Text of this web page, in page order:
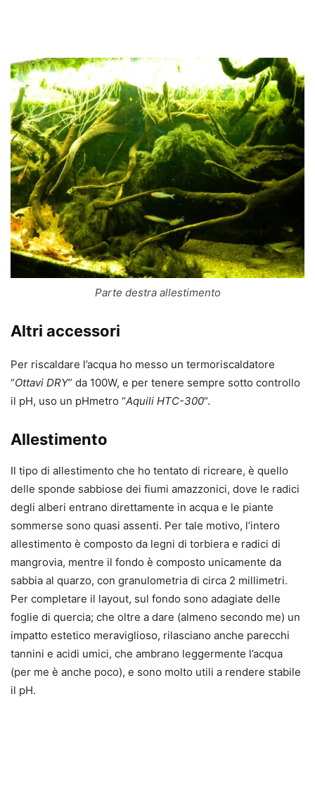
Parte destra allestimento
Altri accessori
Per riscaldare l’acqua ho messo un termoriscaldatore
“Ottavi DRY” da 100W, e per tenere sempre sotto controllo
il pH, uso un pHmetro “Aquili HTC-300“.
Allestimento
Il tipo di allestimento che ho tentato di ricreare, è quello
delle sponde sabbiose dei fiumi amazzonici, dove le radici
degli alberi entrano direttamente in acqua e le piante
sommerse sono quasi assenti. Per tale motivo, l’intero
allestimento è composto da legni di torbiera e radici di
mangrovia, mentre il fondo è composto unicamente da
sabbia al quarzo, con granulometria di circa 2 millimetri.
Per completare il layout, sul fondo sono adagiate delle
foglie di quercia; che oltre a dare (almeno secondo me) un
impatto estetico meraviglioso, rilasciano anche parecchi
tannini e acidi umici, che ambrano leggermente l’acqua
(per me è anche poco), e sono molto utili a rendere stabile
il pH.